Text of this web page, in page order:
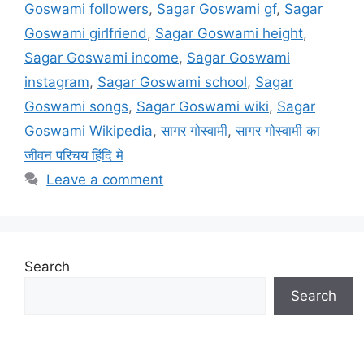
Goswami followers, Sagar Goswami gf, Sagar
Goswami girlfriend, Sagar Goswami height,
Sagar Goswami income, Sagar Goswami
instagram, Sagar Goswami school, Sagar
Goswami songs, Sagar Goswami wiki, Sagar
Goswami Wikipedia,सागर गोस्वामी,सागर गोस्वामी का
जीवन परिचय हिंदि मे
Leave a comment
Search
Search